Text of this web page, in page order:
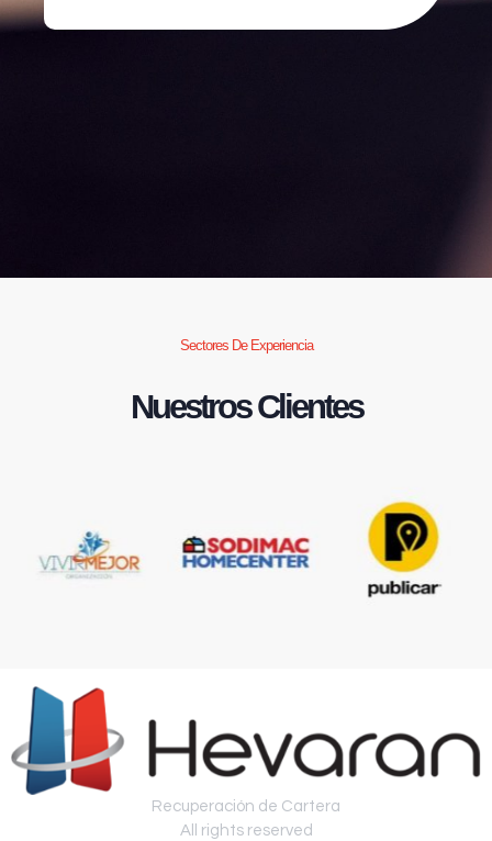
Sectores De Experiencia
Nuestros Clientes
Recuperación de Cartera
All rights reserved